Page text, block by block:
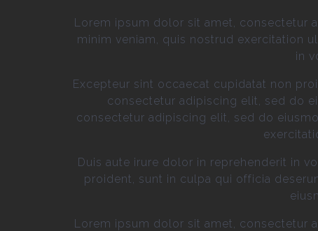
Lorem ipsum dolor sit amet, consectetur
minim veniam, quis nostrud exercitation
in
Excepteur sint occaecat cupidatat non
consectetur adipiscing elit, sed do
consectetur adipiscing elit, sed do
Duis aute irure dolor in reprehenderit in
proident, sunt in culpa qui officia
Lorem ipsum dolor sit amet, consectetur